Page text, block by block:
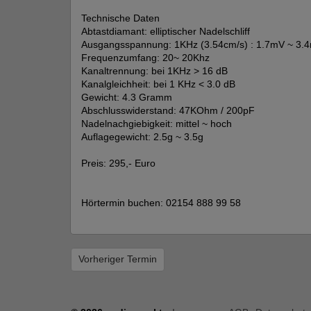
Technische Daten
Abtastdiamant: elliptischer Nadelschliff
Ausgangsspannung: 1KHz (3.54cm/s) : 1.7mV ~
Frequenzumfang: 20~ 20Khz
Kanaltrennung: bei 1KHz > 16 dB
Kanalgleichheit: bei 1 KHz < 3.0 dB
Gewicht: 4.3 Gramm
Abschlusswiderstand: 47KOhm / 200pF
Nadelnachgiebigkeit: mittel ~ hoch
Auflagegewicht: 2.5g ~ 3.5g
Preis: 295,- Euro
Hörtermin buchen: 02154 888 99 58
Vorheriger Termin